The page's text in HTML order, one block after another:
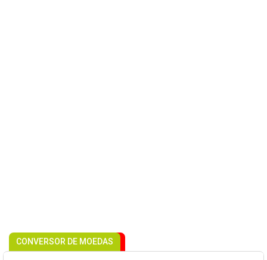
CONVERSOR DE MOEDAS